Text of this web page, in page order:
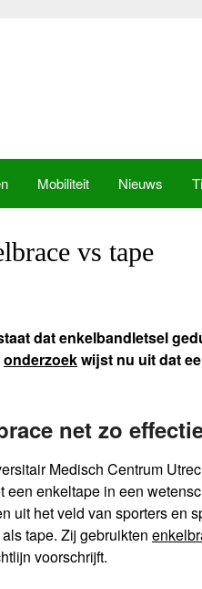
Mobiliteit Nieuws
vs tape
dat enkelbandletsel
onderzoekwijst nu uit dat
net zo
Medisch Centrum
een enkeltape in een
uit het veld van sporters en
tape. Zij gebruikten
voorschrijft.